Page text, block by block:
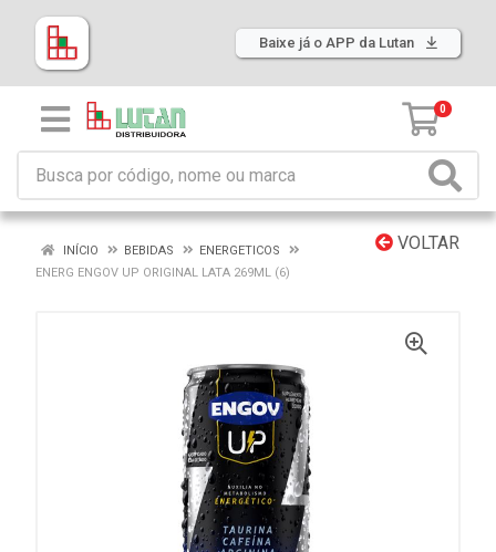
Baixe já o APP da Lutan
0
VOLTAR
INÍCIO BEBIDAS
ENERGETICOS
ENERG ENGOV UP ORIGINAL LATA 269ML (6)